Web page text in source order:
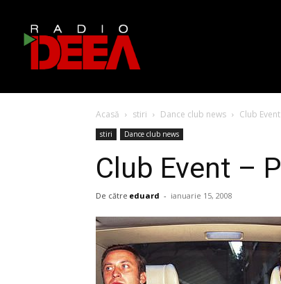
Acasă stiri Dance club news Club
stiri Dance club news
Club Event –
De către eduard - ianuarie 15, 2008